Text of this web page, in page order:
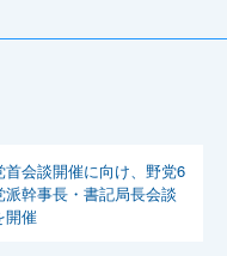
首会談開催に向け、野党6
派幹事長・書記局長会談
開催